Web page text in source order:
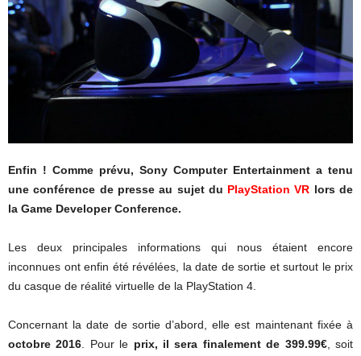
Enfin ! Comme prévu, Sony Computer Entertainment a tenu
une conférence de presse au sujet du PlayStation VR lors de
la Game Developer Conference.
Les deux principales informations qui nous étaient encore
inconnues ont enfin été révélées, la date de sortie et surtout le prix
du casque de réalité virtuelle de la PlayStation 4.
Concernant la date de sortie d’abord, elle est maintenant fixée à
octobre 2016. Pour le prix, il sera finalement de 399.99€, soit